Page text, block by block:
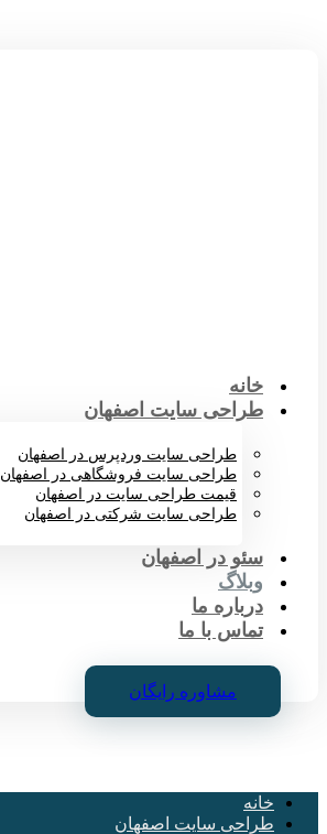
خانه
طراحی سایت اصفهان
طراحی سایت وردپرس در اصفهان
طراحی سایت فروشگاهی در اصفهان
قیمت طراحی سایت در اصفهان
طراحی سایت شرکتی در اصفهان
سئو در اصفهان
وبلاگ
درباره ما
تماس با ما
مشاوره رایگان
خانه
طراحی سایت اصفهان